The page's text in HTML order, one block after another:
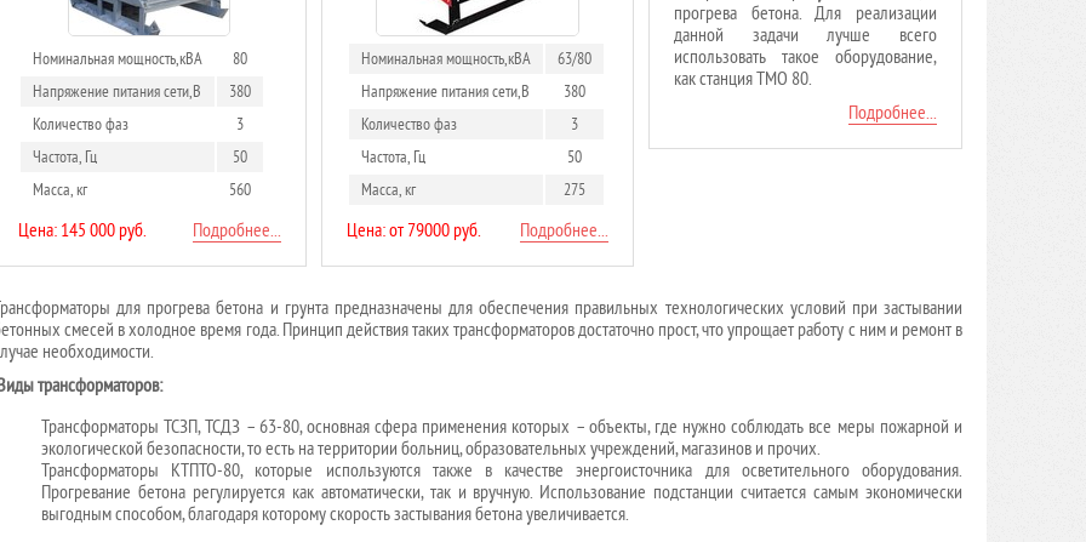
Номинальная мощность,кВА
80
Напряжение питания сети,В
380
Количество фаз
3
Частота, Гц
50
Масса, кг
560
Цена: 145 000 руб. Подробнее...
Номинальная мощность,кВА
63/80
Напряжение питания сети,В
380
Количество фаз
3
Частота, Гц
50
Масса, кг
275
Цена: от 79000 руб. Подробнее...
прогрева бетона. Для реализации
данной задачи лучше всего
использовать такое оборудование,
как станция ТМО 80.
Подробнее...
для прогрева бетона и грунта предназначены для обеспечения правильных технологических условий при застывании
смесей в холодное время года. Принцип действия таких трансформаторов достаточно прост, что упрощает работу с ним и ремонт в
необходимости.
трансформаторов:
Трансформаторы ТСЗП, ТСДЗ – 63-80, основная сфера применения которых – объекты, где нужно соблюдать все меры пожарной и
экологической безопасности, то есть на территории больниц, образовательных учреждений, магазинов и прочих.
Трансформаторы КТПТО-80, которые используются также в качестве энергоисточника для осветительного оборудования.
Прогревание бетона регулируется как автоматически, так и вручную. Использование подстанции считается самым экономически
выгодным способом, благодаря которому скорость застывания бетона увеличивается.